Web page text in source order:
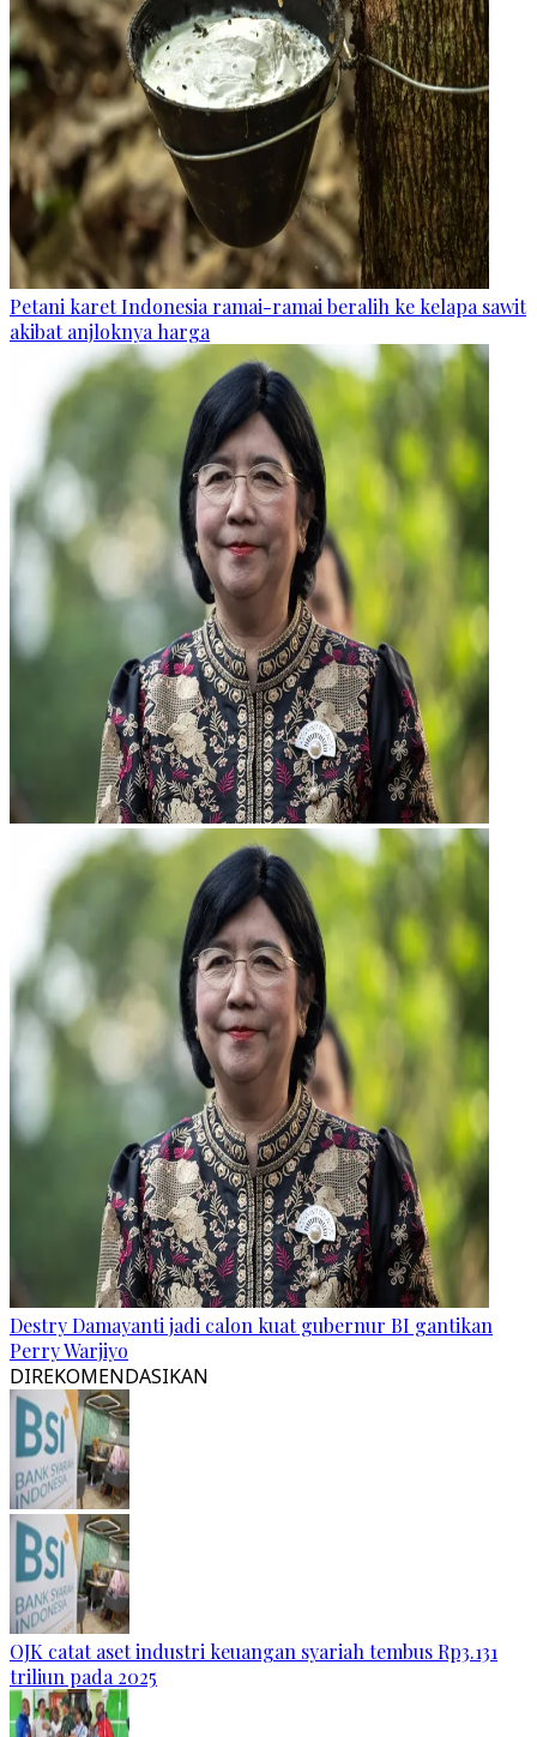
Petani karet Indonesia ramai-ramai beralih ke kelapa sawit
akibat anjloknya harga
Destry Damayanti jadi calon kuat gubernur BI gantikan
Perry Warjiyo
DIREKOMENDASIKAN
OJK catat aset industri keuangan syariah tembus Rp3.131
triliun pada 2025